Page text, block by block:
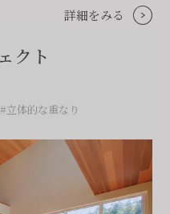
クト
#立体的な重なり
詳細をみる